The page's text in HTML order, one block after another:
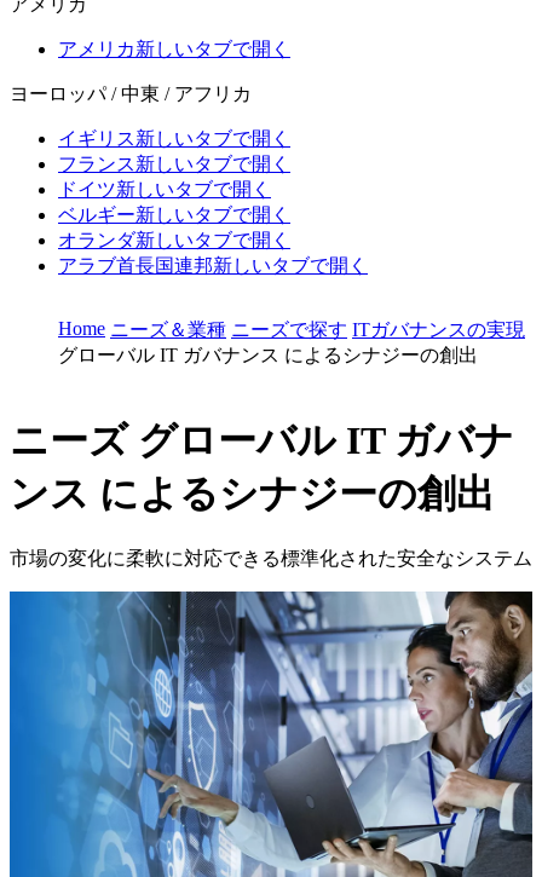
アメリカ
アメリカ新しいタブで開く
ヨーロッパ / 中東 / アフリカ
イギリス新しいタブで開く
フランス新しいタブで開く
ドイツ新しいタブで開く
ベルギー新しいタブで開く
オランダ新しいタブで開く
アラブ首長国連邦新しいタブで開く
Home ニーズ＆業種 ニーズで探す ITガバナンスの実現
グローバル IT ガバナンス によるシナジーの創出
ニーズ グローバル IT ガバナ
ンス によるシナジーの創出
市場の変化に柔軟に対応できる標準化された安全なシステム